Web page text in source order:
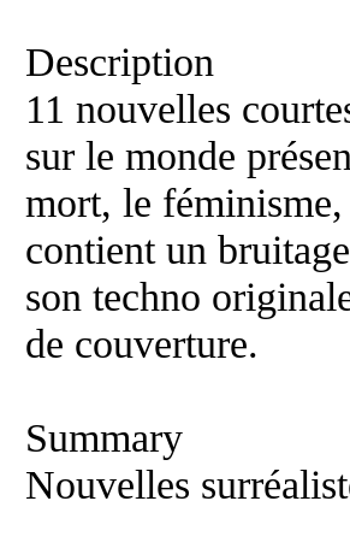
Description
11 nouvelles
sur le monde
mort, le
contient un
son techno
de couverture.
Summary
Nouvelles